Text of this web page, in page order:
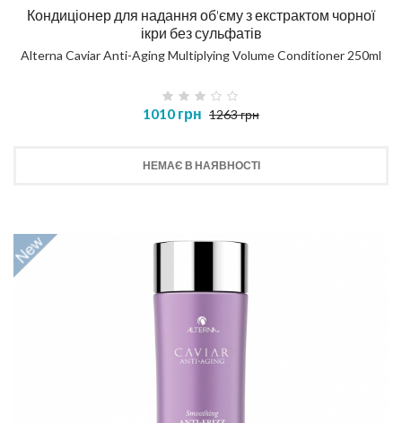
Кондиціонер для надання об'єму з екстрактом чорної
ікри без сульфатів
Alterna Caviar Anti-Aging Multiplying Volume Conditioner 250ml
1010 грн 1263 грн
НЕМАЄ В НАЯВНОСТІ